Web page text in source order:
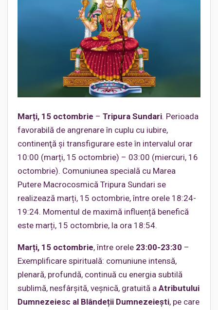
Marți, 15 octombrie – Tripura Sundari. Perioada
favorabilă de angrenare în cuplu cu iubire,
continenţă şi transfigurare este în intervalul orar
10:00 (marți, 15 octombrie) – 03:00 (miercuri, 16
octombrie). Comuniunea specială cu Marea
Putere Macrocosmică Tripura Sundari se
realizează marți, 15 octombrie, între orele 18:24-
19:24. Momentul de maximă influență benefică
este marți, 15 octombrie, la ora 18:54.
Marți, 15 octombrie, între orele 23:00-23:30 –
Exemplificare spirituală: comuniune intensă,
plenară, profundă, continuă cu energia subtilă
sublimă, nesfârșită, veșnică, gratuită a Atributului
Dumnezeiesc al Blândeții Dumnezeiești, pe care